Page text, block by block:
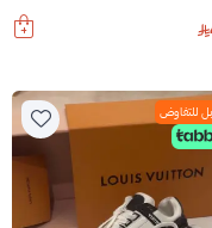
للتفاوض